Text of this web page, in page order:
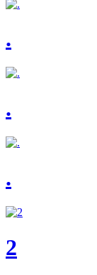
.
.
.
2